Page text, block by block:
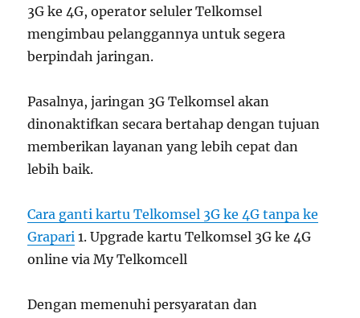
3G ke 4G, operator seluler Telkomsel
mengimbau pelanggannya untuk segera
berpindah jaringan.
Pasalnya, jaringan 3G Telkomsel akan
dinonaktifkan secara bertahap dengan tujuan
memberikan layanan yang lebih cepat dan
lebih baik.
Cara ganti kartu Telkomsel 3G ke 4G tanpa ke
Grapari 1. Upgrade kartu Telkomsel 3G ke 4G
online via My Telkomcell
Dengan memenuhi persyaratan dan